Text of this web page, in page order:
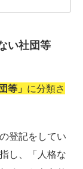
い社団等
等」 に分類さ
登記をしてい
し、「人格な